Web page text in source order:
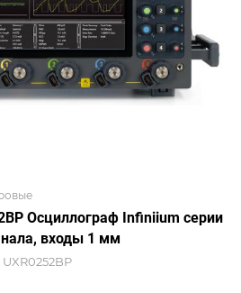
Осциллограф Infiniium серии
входы 1 мм
UXR0252BP